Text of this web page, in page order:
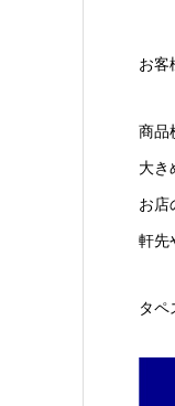
お客
商品
大き
お店
軒先
タペ